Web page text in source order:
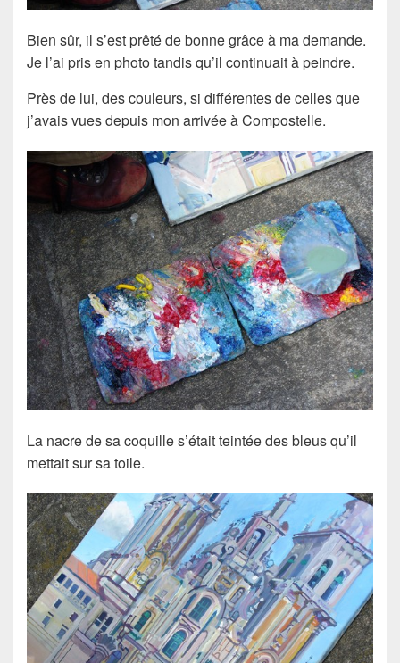
Bien sûr, il s’est prêté de bonne grâce à ma demande.
Je l’ai pris en photo tandis qu’il continuait à peindre.
Près de lui, des couleurs, si différentes de celles que
j’avais vues depuis mon arrivée à Compostelle.
La nacre de sa coquille s’était teintée des bleus qu’il
mettait sur sa toile.